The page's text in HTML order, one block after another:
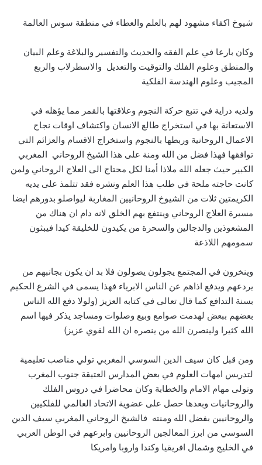
شيوخ اكفاء مشهود لهم بالعلم والعطاء في منطقة سوس العالمة
وكان بارعا في علم الفقه والحديث والتفسير والبلاغة وعلم البيان
والمنطق وعلوم الفلك والتوقيت والتعديل والاسطرلاب والربع
المجيب وعلوم الهندسة الفلكية
ولديه دراية في تتبع حركة النجوم وعلاقتها بالقمر مما يؤهله في
الاستعانة بها في استخراج طالع الانسان واكتشاف اوقات نجاح
الاعمال الروحانية وربطها بالنجوم واستخراج الاقسام والعزائم التي
توافقها فهذا فضل من الله ومنة على هذا الشيخ الروحاني المغربي
الكبير حيث جعله الله ملاذا أمنا لكل محتاج الى العلاج الروحاني ولمن
كانت حاجته ملحة في طلب هذا العلم ونشره فقد تتلمذ على يديه
الكريمتين ثلات من الشيوخ الروحانيين المغاربة ليواصلو بدورهم ايضا
مسيرة العلاج الروحاني وينتفع بهم الخلق لانه دام ان هناك من
المشعوذين والدجالين والسحرة من يكيدون للخليقة كيدا فيبثون
سمومهم اللاذعة
وينخرون في المجتمع يجولون يصولون فلا بد ان يكون بجانبهم من
يردعهم ويدفع اذاهم عن الناس الابرياء فهذا يسمى في الشرع الحكيم
بسنة التدافع كما قال تعالى في كتابه العزيز (ولولا دفع الله الناس
بعضهم ببعض لهدمت صوامع وبيع وصلوات ومساجد يذكر فيها اسم
الله كثيرا ولينصرن الله من ينصره ان الله لقوي عزيز)
ومن قبل كان سيف الدين السوسي المغربي تولي مناصب تعليمية
لتدريس امهات العلوم في بعض المدارس العتيقة جنوب المغرب
وتولى مهام الامام والخطابة وكان محاضرا في دروس الفلك
والروحانيات وبعدها حصل على عضوية الاتحاد العالمي للفلكيين
والروحانيين بفضل الله ومنته فالشيخ الروحاني المغربي سيف الدين
السوسي من ابرز المعالجين الروحانيين وابرعهم في الوطن العربي
في الخليج وشمال افريقيا وكندا واروبا وامريكا